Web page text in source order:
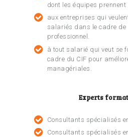
dont les équipes prennent
aux entreprises qui
salariés dans le cadre de
professionnel.
à tout salarié qui veut se
cadre du CIF pour
managériales.
Experts
Consultants spécialisés
Consultants spécialisés